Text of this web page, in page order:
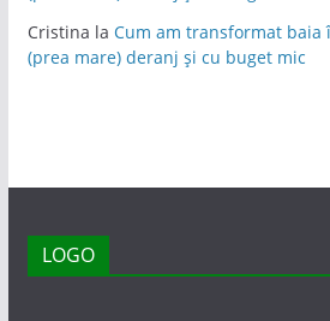
Cristina la Cum am transformat baia
(prea mare) deranj și cu buget mic
LOGO